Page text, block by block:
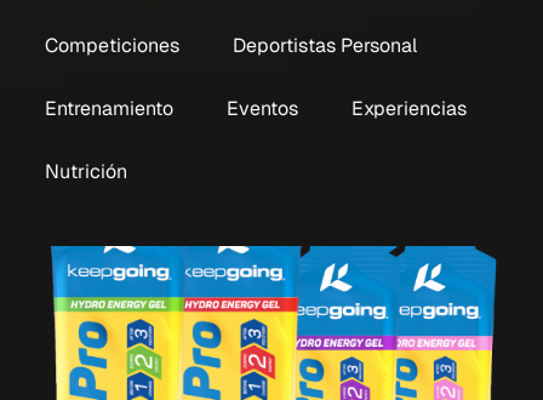
Competiciones Deportistas Personal
Entrenamiento Eventos Experiencias
Nutrición